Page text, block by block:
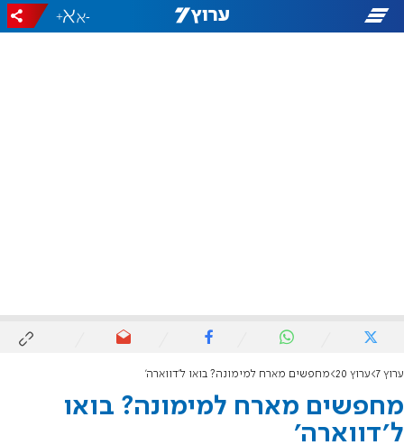
-
+
ערוץ 7 ערוץ 20 מחפשים מארח למימונה? בואו ל'דווארה'
מחפשים מארח למימונה? בואו
ל'דווארה'